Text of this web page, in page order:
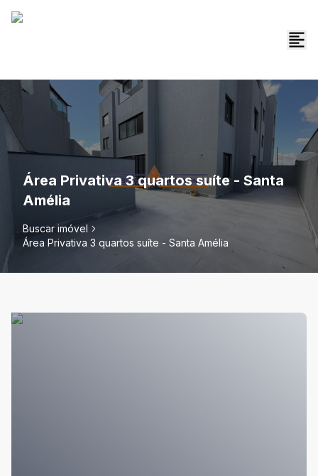
Área Privativa 3 quartos suíte - Santa
Amélia
Buscar imóvel
Área Privativa 3 quartos suíte - Santa Amélia